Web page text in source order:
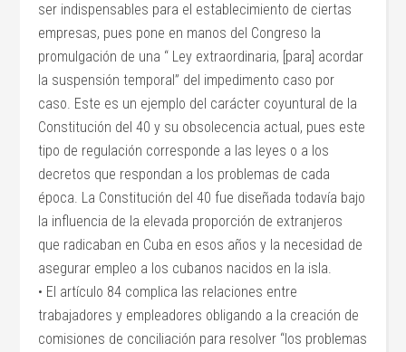
ser indispensables para el establecimiento de ciertas
empresas, pues pone en manos del Congreso la
promulgación de una “ Ley extraordinaria, [para] acordar
la suspensión temporal” del impedimento caso por
caso. Este es un ejemplo del carácter coyuntural de la
Constitución del 40 y su obsolecencia actual, pues este
tipo de regulación corresponde a las leyes o a los
decretos que respondan a los problemas de cada
época. La Constitución del 40 fue diseñada todavía bajo
la influencia de la elevada proporción de extranjeros
que radicaban en Cuba en esos años y la necesidad de
asegurar empleo a los cubanos nacidos en la isla.
• El artículo 84 complica las relaciones entre
trabajadores y empleadores obligando a la creación de
comisiones de conciliación para resolver “los problemas